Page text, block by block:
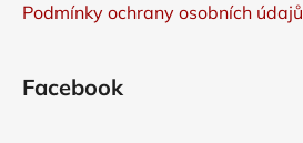
Podmínky ochrany osobních údajů
Facebook